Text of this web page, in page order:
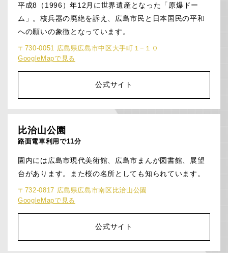
平成8（1996）年12月に世界遺産となった「原爆ドー
ム」。核兵器の廃絶を訴え、広島市民と日本国民の平和
への願いの象徴となっています。
〒730-0051 広島県広島市中区大手町１−１０
GoogleMapで見る
公式サイト
比治山公園
路面電車利用で11分
園内には広島市現代美術館、広島市まんが図書館、展望
台があります。また桜の名所としても知られています。
〒732-0817 広島県広島市南区比治山公園
GoogleMapで見る
公式サイト